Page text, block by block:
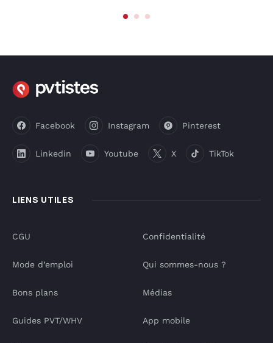
Facebook Instagram Pinterest
Linkedin Youtube X TikTok
LIENS UTILES
CGU
Mode d’emploi
Bons plans
Guides PVT/WHV
Confidentialité
Qui sommes-nous ?
Médias
App mobile